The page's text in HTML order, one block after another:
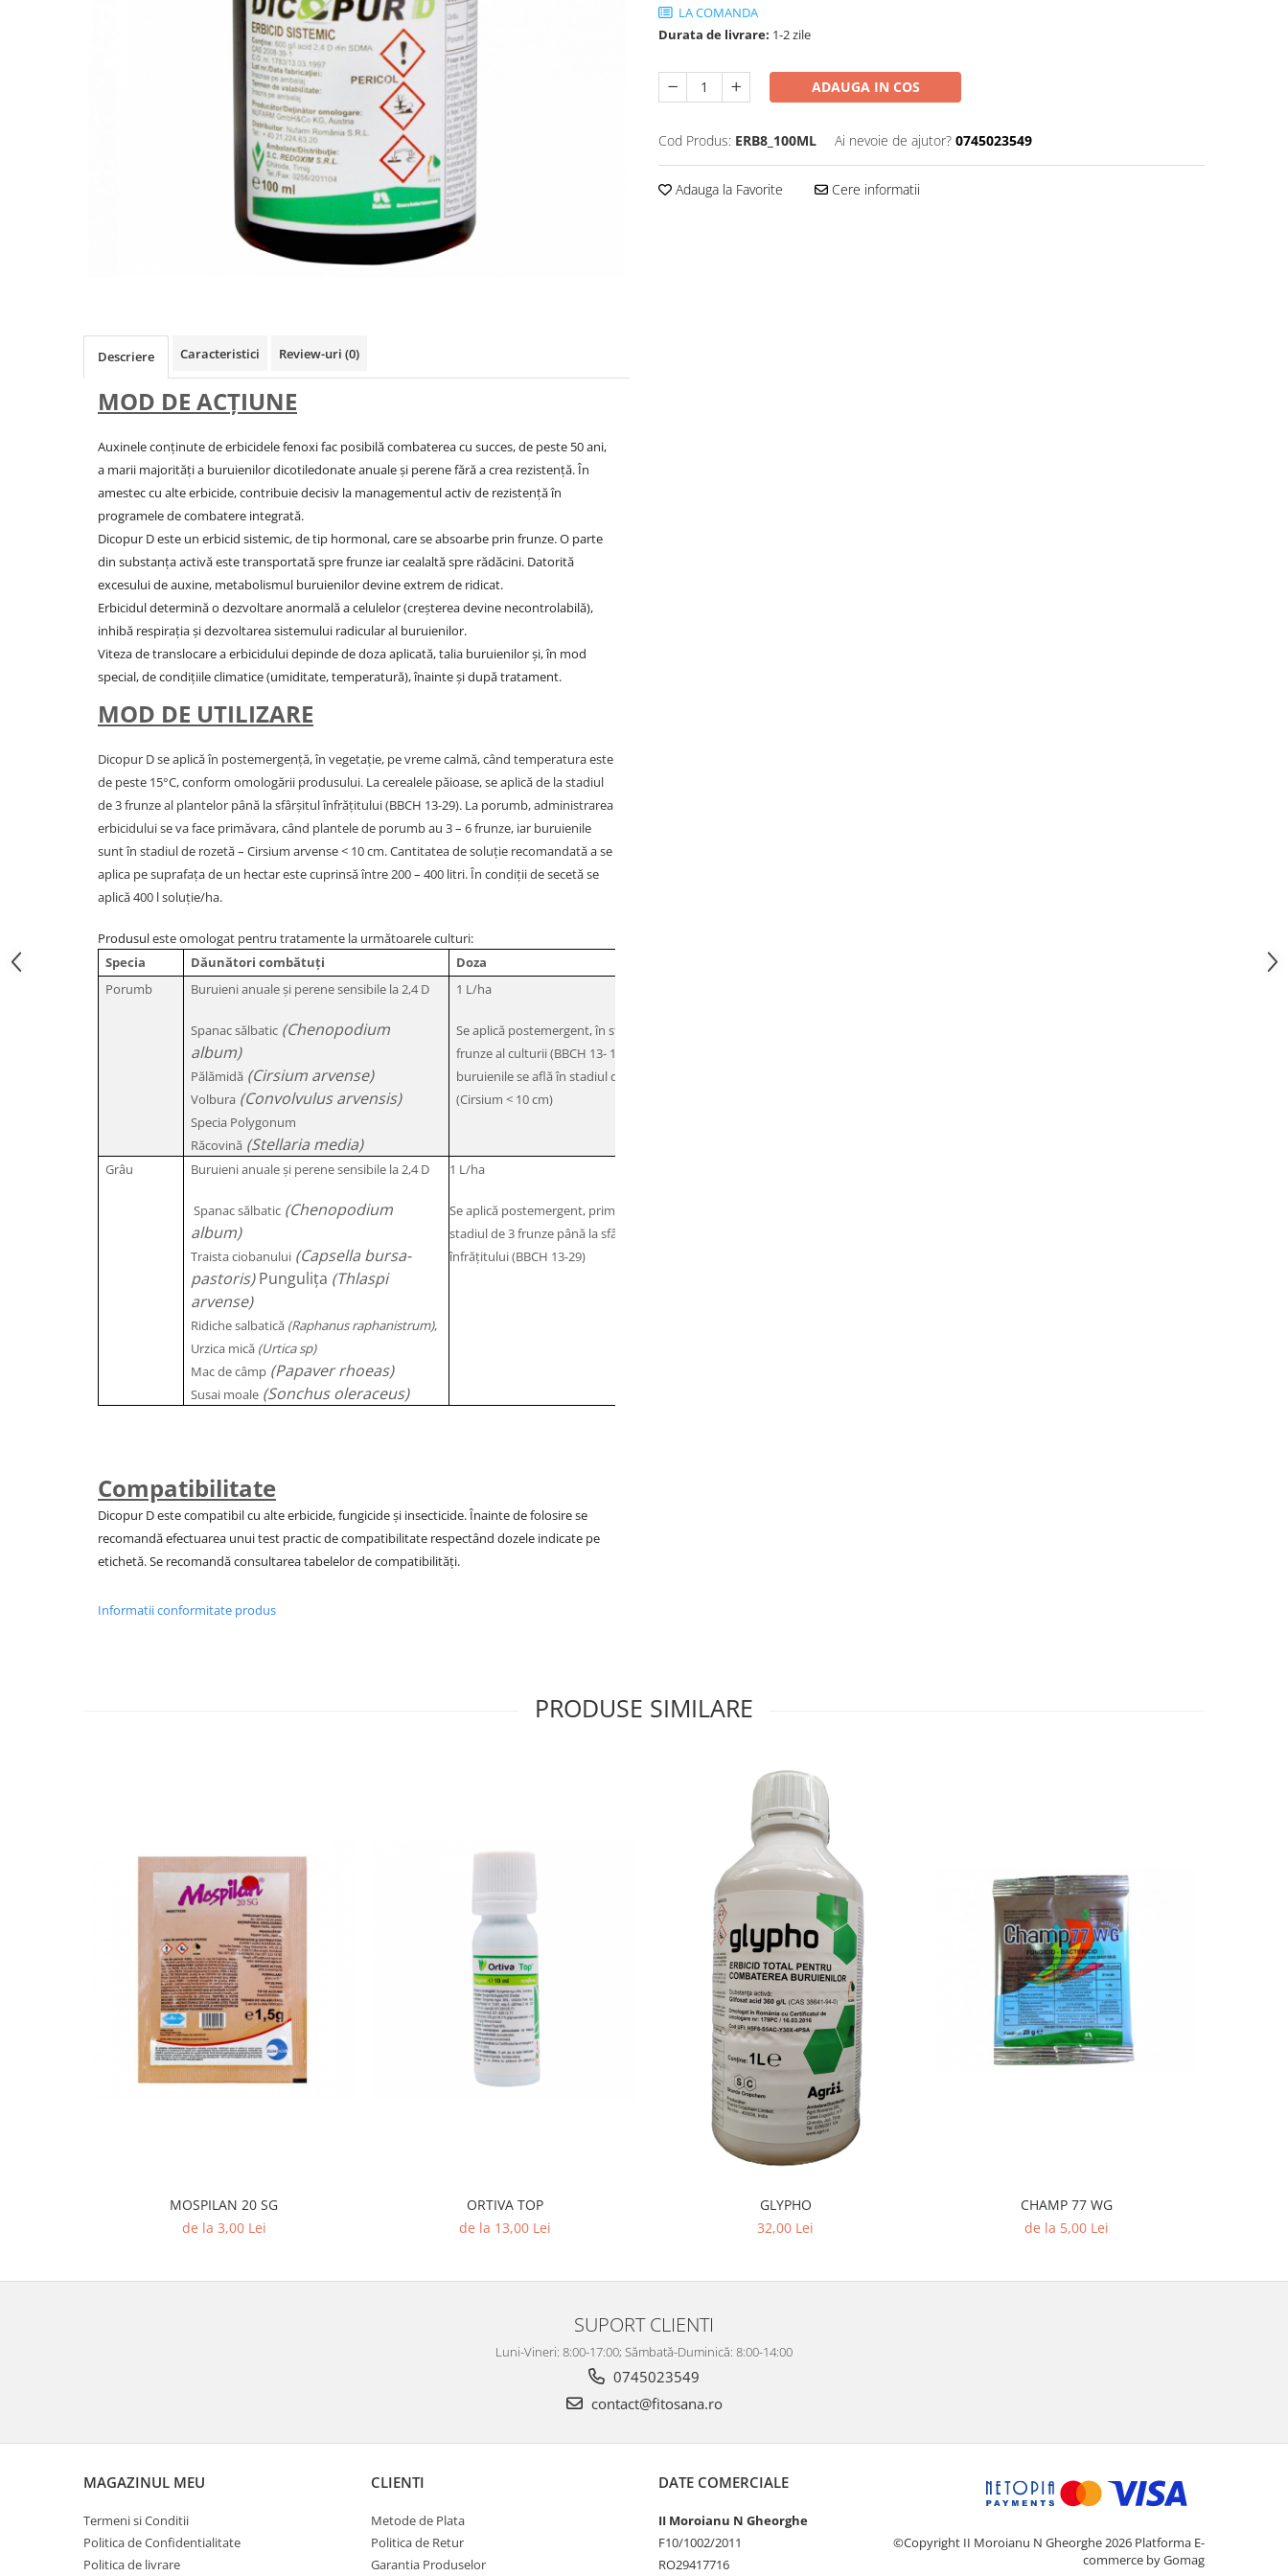
LA COMANDA
Durata de livrare: 1-2 zile
ADAUGA IN COS
Cod Produs: ERB8_100ML Ai nevoie de ajutor? 0745023549
Adauga la Favorite Cere informatii
Descriere Caracteristici Review-uri (0)
MOD DE ACŢIUNE
Auxinele conţinute de erbicidele fenoxi fac posibilă combaterea cu succes, de peste 50 ani,
a marii majorităţi a buruienilor dicotiledonate anuale și perene fără a crea rezistenţă. În
amestec cu alte erbicide, contribuie decisiv la managementul activ de rezistenţă în
programele de combatere integrată.
Dicopur D este un erbicid sistemic, de tip hormonal, care se absoarbe prin frunze. O parte
din substanţa activă este transportată spre frunze iar cealaltă spre rădăcini. Datorită
excesului de auxine, metabolismul buruienilor devine extrem de ridicat.
Erbicidul determină o dezvoltare anormală a celulelor (creșterea devine necontrolabilă),
inhibă respiraţia și dezvoltarea sistemului radicular al buruienilor.
Viteza de translocare a erbicidului depinde de doza aplicată, talia buruienilor şi, în mod
special, de condiţiile climatice (umiditate, temperatură), înainte şi după tratament.
MOD DE UTILIZARE
Dicopur D se aplică în postemergenţă, în vegetaţie, pe vreme calmă, când temperatura este
de peste 15°C, conform omologării produsului. La cerealele păioase, se aplică de la stadiul
de 3 frunze al plantelor până la sfârșitul înfrățitului (BBCH 13-29). La porumb, administrarea
erbicidului se va face primăvara, când plantele de porumb au 3 – 6 frunze, iar buruienile
sunt în stadiul de rozetă – Cirsium arvense < 10 cm. Cantitatea de soluţie recomandată a se
aplica pe suprafaţa de un hectar este cuprinsă între 200 – 400 litri. În condiţii de secetă se
aplică 400 l soluţie/ha.
Produsuleste omologat pentru tratamente la următoarele culturi:
Specia
Dăunători combătuţi
Doza
Porumb
Buruieni anuale și perene sensibile la 2,4 D
Spanac sălbatic (Chenopodium
album)
Pălămidă (Cirsium arvense)
Volbura (Convolvulus arvensis)
Specia Polygonum
Răcovină (Stellaria media)
1 L/ha
Se aplică postemergent, în stadiul de 3-6
frunze al culturii (BBCH 13- 16) iar
buruienile se află în stadiul de 2-4 frunze
(Cirsium < 10 cm)
Grâu Buruieni anuale și perene sensibile la 2,4 D
Spanac sălbatic (Chenopodium
album)
Traista ciobanului (Capsella bursa-
pastoris)Pungulița (Thlaspi
arvense)
Ridiche salbatică (Raphanus raphanistrum),
Urzica mică (Urtica sp)
Mac de câmp (Papaver rhoeas)
Susai moale (Sonchus oleraceus)
1 L/ha
Se aplică postemergent, primăvara, de la
stadiul de 3 frunze până la sfârșitul
înfrățitului (BBCH 13-29)
Compatibilitate
Dicopur D este compatibil cu alte erbicide, fungicide şi insecticide. Înainte de folosire se
recomandă efectuarea unui test practic de compatibilitate respectând dozele indicate pe
etichetă. Se recomandă consultarea tabelelor de compatibilităţi.
Informatii conformitate produs
PRODUSE SIMILARE
MOSPILAN 20 SG
de la 3,00 Lei
ORTIVA TOP
de la 13,00 Lei
GLYPHO
32,00 Lei
CHAMP 77 WG
de la 5,00 Lei
SUPORT CLIENTI
Luni-Vineri: 8:00-17:00; Sămbată-Duminică: 8:00-14:00
0745023549
contact@fitosana.ro
MAGAZINUL MEU
Termeni si Conditii
Politica de Confidentialitate
Politica de livrare
CLIENTI
Metode de Plata
Politica de Retur
Garantia Produselor
DATE COMERCIALE
II Moroianu N Gheorghe
F10/1002/2011
RO29417716
©Copyright II Moroianu N Gheorghe 2026 Platforma E-
commerce by Gomag